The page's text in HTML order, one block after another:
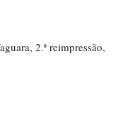
2.ª reimpressão,